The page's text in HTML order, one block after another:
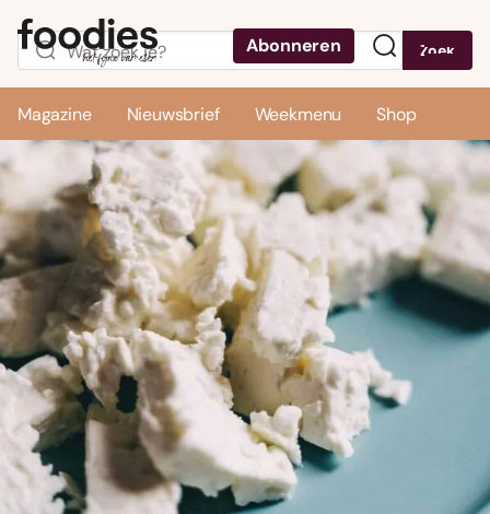
Abonneren Zoek
Magazine Nieuwsbrief Weekmenu Shop